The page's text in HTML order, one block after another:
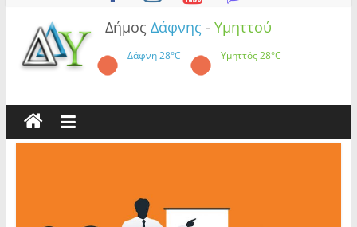
Δήμος Δάφνης - Υμηττού
Δάφνη28°C Υμηττός28°C